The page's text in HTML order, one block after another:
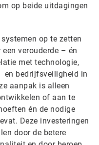
op beide uitdagingen
op te zetten
verouderde – én
met technologie,
en bedrijfsveiligheid in
aanpak is alleen
of aan te
én de nodige
Deze investeringen
door de betere